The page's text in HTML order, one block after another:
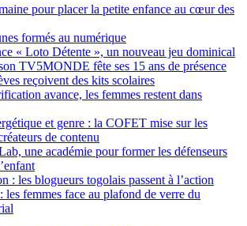
pour placer la petite enfance au cœur des
formés au numérique
« Loto Détente », un nouveau jeu dominical
TV5MONDE fête ses 15 ans de présence
reçoivent des kits scolaires
avance, les femmes restent dans
et genre : la COFET mise sur les
de contenu
une académie pour former les défenseurs
: les blogueurs togolais passent à l’action
les femmes face au plafond de verre du